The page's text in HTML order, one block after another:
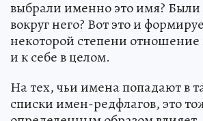
выбрали именно это имя?
вокруг него? Вот это и
некоторой степени
и к себе в целом.
На тех, чьи имена попадают в
списки имен-редфлагов, это